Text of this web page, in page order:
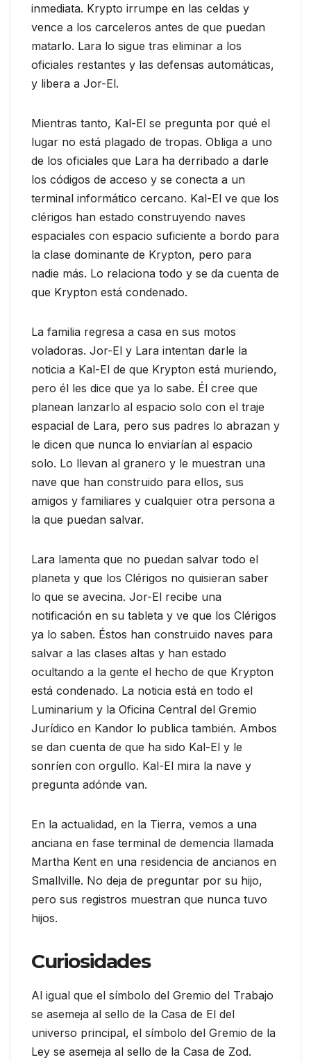
inmediata. Krypto irrumpe en las celdas y
vence a los carceleros antes de que puedan
matarlo. Lara lo sigue tras eliminar a los
oficiales restantes y las defensas automáticas,
y libera a Jor-El.
Mientras tanto, Kal-El se pregunta por qué el
lugar no está plagado de tropas. Obliga a uno
de los oficiales que Lara ha derribado a darle
los códigos de acceso y se conecta a un
terminal informático cercano. Kal-El ve que los
clérigos han estado construyendo naves
espaciales con espacio suficiente a bordo para
la clase dominante de Krypton, pero para
nadie más. Lo relaciona todo y se da cuenta de
que Krypton está condenado.
La familia regresa a casa en sus motos
voladoras. Jor-El y Lara intentan darle la
noticia a Kal-El de que Krypton está muriendo,
pero él les dice que ya lo sabe. Él cree que
planean lanzarlo al espacio solo con el traje
espacial de Lara, pero sus padres lo abrazan y
le dicen que nunca lo enviarían al espacio
solo. Lo llevan al granero y le muestran una
nave que han construido para ellos, sus
amigos y familiares y cualquier otra persona a
la que puedan salvar.
Lara lamenta que no puedan salvar todo el
planeta y que los Clérigos no quisieran saber
lo que se avecina. Jor-El recibe una
notificación en su tableta y ve que los Clérigos
ya lo saben. Éstos han construido naves para
salvar a las clases altas y han estado
ocultando a la gente el hecho de que Krypton
está condenado. La noticia está en todo el
Luminarium y la Oficina Central del Gremio
Jurídico en Kandor lo publica también. Ambos
se dan cuenta de que ha sido Kal-El y le
sonríen con orgullo. Kal-El mira la nave y
pregunta adónde van.
En la actualidad, en la Tierra, vemos a una
anciana en fase terminal de demencia llamada
Martha Kent en una residencia de ancianos en
Smallville. No deja de preguntar por su hijo,
pero sus registros muestran que nunca tuvo
hijos.
Curiosidades
Al igual que el símbolo del Gremio del Trabajo
se asemeja al sello de la Casa de El del
universo principal, el símbolo del Gremio de la
Ley se asemeja al sello de la Casa de Zod.